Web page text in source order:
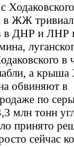
в ЖЖ
в ДНР и ЛНР
в
а крыша
обвиняют в
по
млн тонн
принято
сейчас